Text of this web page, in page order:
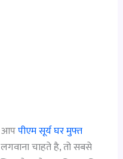
आपपीएम सूर्य घर मुफ्त
चाहते है, तो सबसे